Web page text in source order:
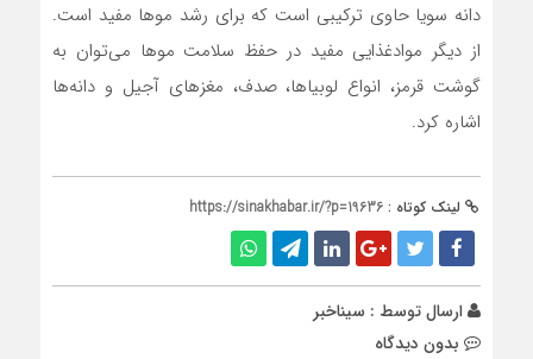
دانه سویا حاوی ترکیبی است که برای رشد مو‌ها مفید است.
از دیگر موادغذایی مفید در حفظ سلامت مو‌ها می‌توان به
گوشت قرمز، انواع لوبیاها، صدف، مغز‌های آجیل و دانه‌ها
اشاره کرد.
لینک کوتاه : https://sinakhabar.ir/?p=19636
ارسال توسط : سیناخبر
بدون دیدگاه